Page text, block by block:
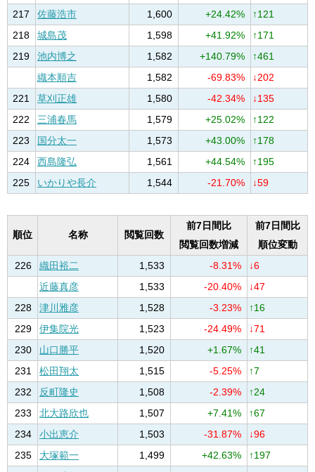
217
佐藤浩市 1,600 +24.42%
↑121
218
城島茂 1,598 +41.92%
↑171
219
池内博之 1,582 +140.79%
↑461
織本順吉
1,582 -69.83%
↓202
221
草刈正雄 1,580 -42.34%
↓135
222
三浦春馬 1,579 +25.02%
↑122
223
国分太一 1,573 +43.00%
↑178
224
西島隆弘 1,561 +44.54%
↑195
225
いかりや長介 1,544 -21.70% ↓59
順位 名称 閲覧回数
前7日間比
閲覧回数増減
前7日間比
順位変動
226
織田裕二 1,533 -8.31%
↓6
近藤真彦
1,533 -20.40%
↓47
228
津川雅彦 1,528 -3.23%
↑16
229
伊集院光 1,523 -24.49%
↓71
230
山口勝平 1,520 +1.67%
↑41
231
松田翔太 1,515 -5.25%
↑7
232
反町隆史 1,508 -2.39%
↑24
233
北大路欣也 1,507 +7.41%
↑67
234
小出恵介 1,503 -31.87%
↓96
235
大塚範一 1,499 +42.63%
↑197